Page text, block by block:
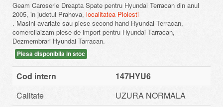
Geam Caroserie Dreapta Spate pentru Hyundai Terracan din anul
2005, in judetul Prahova, localitatea Ploiesti
. Masini avariate sau piese second hand Hyundai Terracan,
comercilaizam piese de import pentru Hyundai Tarracan,
Dezmembrari Hyundai Tarracan.
Piesa disponibila in stoc
Cod intern
147HYU6
Calitate
UZURA NORMALA